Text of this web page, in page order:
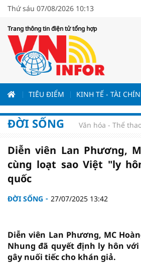
Thứ sáu 07/08/2026 10:13
Trang thông tin điện tử tổng hợp
TIÊU ĐIỂM KINH TẾ - TÀI
ĐỜI SỐNG Văn hóa - Thể
Diễn viên Lan Phương,
cùng loạt sao Việt "ly
quốc
ĐỜI SỐNG 27/07/2025 13:42
Diễn viên Lan Phương, MC
Nhung đã quyết định ly hôn với
gây nuối tiếc cho khán giả.